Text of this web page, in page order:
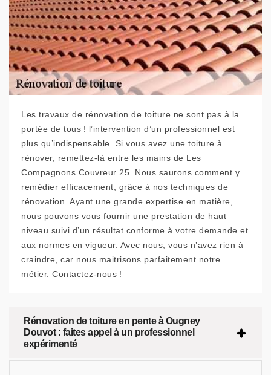
Les travaux de rénovation de toiture ne sont pas à la
portée de tous ! l’intervention d’un professionnel est
plus qu’indispensable. Si vous avez une toiture à
rénover, remettez-là entre les mains de Les
Compagnons Couvreur 25. Nous saurons comment y
remédier efficacement, grâce à nos techniques de
rénovation. Ayant une grande expertise en matière,
nous pouvons vous fournir une prestation de haut
niveau suivi d’un résultat conforme à votre demande et
aux normes en vigueur. Avec nous, vous n’avez rien à
craindre, car nous maitrisons parfaitement notre
métier. Contactez-nous !
Rénovation de toiture en pente à Ougney
Douvot : faites appel à un professionnel
expérimenté